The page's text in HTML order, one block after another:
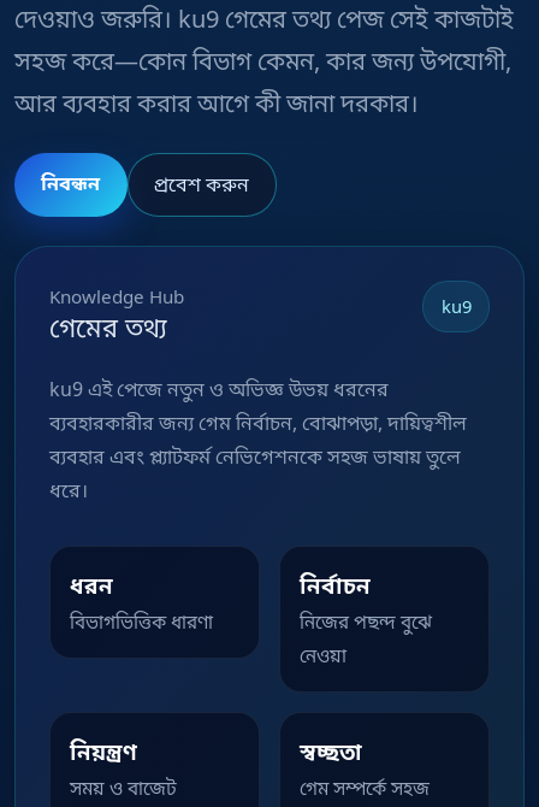
দেওয়াও জরুরি। ku9 গেমের তথ্য পেজ সেই কাজটাই
সহজ করে—কোন বিভাগ কেমন, কার জন্য উপযোগী,
আর ব্যবহার করার আগে কী জানা দরকার।
নিবন্ধন প্রবেশ করুন
Knowledge Hub
গেমের তথ্য
ku9
ku9 এই পেজে নতুন ও অভিজ্ঞ উভয় ধরনের
ব্যবহারকারীর জন্য গেম নির্বাচন, বোঝাপড়া, দায়িত্বশীল
ব্যবহার এবং প্ল্যাটফর্ম নেভিগেশনকে সহজ ভাষায় তুলে
ধরে।
ধরন
বিভাগভিত্তিক ধারণা
নির্বাচন
নিজের পছন্দ বুঝে
নেওয়া
নিয়ন্ত্রণ
সময় ও বাজেট
স্বচ্ছতা
গেম সম্পর্কে সহজ